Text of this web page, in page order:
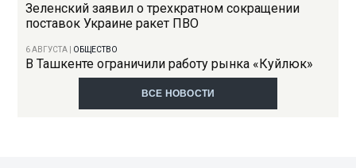
Зеленский заявил о трехкратном сокращении
поставок Украине ракет ПВО
6 АВГУСТА ОБЩЕСТВО
В Ташкенте ограничили работу рынка «Куйлюк»
ВСЕ НОВОСТИ